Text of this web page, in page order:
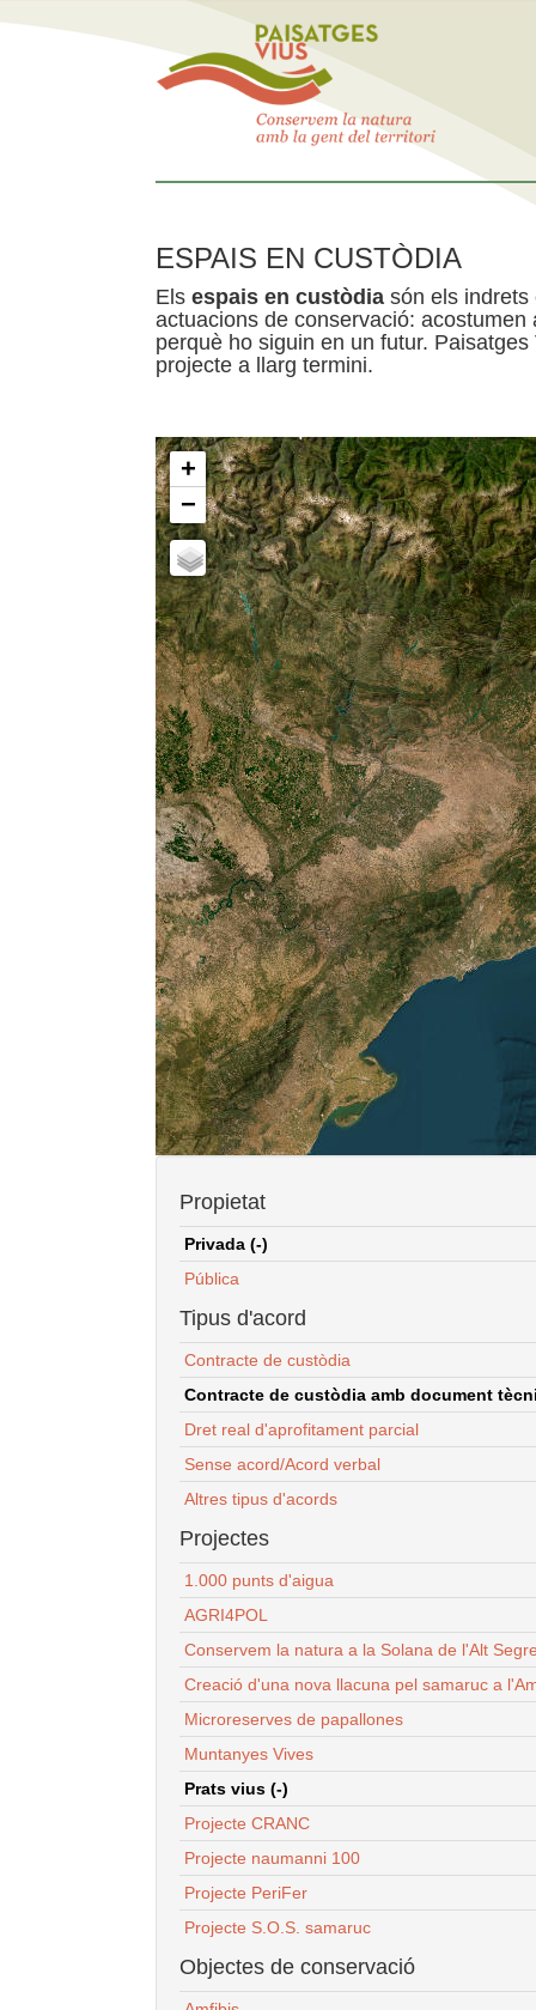
ESPAIS EN CUSTÒDIA
Els espais en custòdia són els indrets
actuacions de conservació:
perquè ho siguin en un futur.
projecte a llarg termini.
+
−
Propietat
Privada (-)
Pública
Tipus d'acord
Contracte de custòdia
Contracte de custòdia amb document
Dret real d'aprofitament parcial
Sense acord/Acord verbal
Altres tipus d'acords
Projectes
1.000 punts d'aigua
AGRI4POL
Conservem la natura a la Solana de l'Alt
Creació d'una nova llacuna pel samaruc a
Microreserves de papallones
Muntanyes Vives
Prats vius (-)
Projecte CRANC
Projecte naumanni 100
Projecte PeriFer
Projecte S.O.S. samaruc
Objectes de conservació